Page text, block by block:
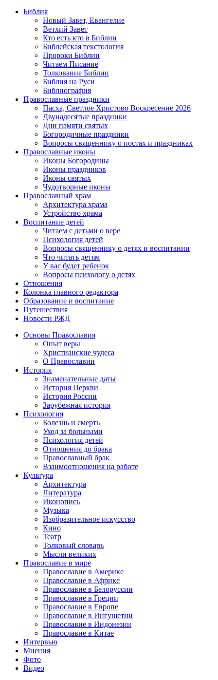
Библия
Новый Завет, Евангелие
Ветхий Завет
Кто есть кто в Библии
Библейская текстология
Пророки Библии
Читаем Писание
Толкование Библии
Библия на Руси
Библиография
Православные праздники
Пасха, Светлое Христово Воскресение 2026
Двунадесятые праздники
Дни памяти святых
Богородичные праздники
Вопросы священнику о постах и праздниках
Православные иконы
Иконы Богородицы
Иконы праздников
Иконы святых
Чудотворные иконы
Православный храм
Архитектура храма
Устройство храма
Воспитание детей
Читаем с детьми о вере
Психология детей
Вопросы священнику о детях и воспитании
Что читать детям
У вас будет ребенок
Вопросы психологу о детях
Отношения
Колонка главного редактора
Образование и воспитание
Путешествия
Новости РЖД
Основы Православия
Опыт веры
Христианские чудеса
О Православии
История
Знаменательные даты
История Церкви
История России
Зарубежная история
Психология
Болезнь и смерть
Уход за больными
Психология детей
Отношения до брака
Православный брак
Взаимоотношения на работе
Культура
Архитектура
Литература
Иконопись
Музыка
Изобразительное искусство
Кино
Театр
Толковый словарь
Мысли великих
Православие в мире
Православие в Америке
Православие в Африке
Православие в Белоруссии
Православие в Греции
Православие в Европе
Православие в Ингушетии
Православие в Индонезии
Православие в Китае
Интервью
Мнения
Фото
Видео